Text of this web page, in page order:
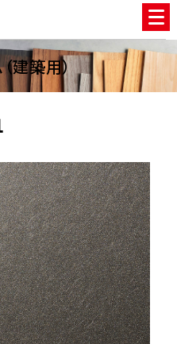
建築用）